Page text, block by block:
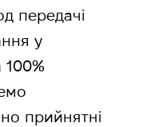
передачі
у
100%
прийнятні